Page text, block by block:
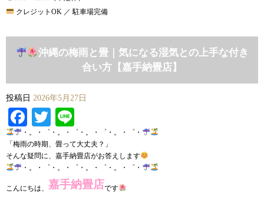
クレジットOK ／ 駐車場完備
沖縄の梅雨と畳｜気になる湿気との上手な付き
合い方【嘉手納畳店】
投稿日 2026年5月27日
Facebook
Twitter
・。・゜・。・゜・。・゜・。・゜・
「梅雨の時期、畳って大丈夫？」
そんな疑問に、嘉手納畳店がお答えします
・。・゜・。・゜・。・゜・。・゜・
こんにちは、 嘉手納畳店です